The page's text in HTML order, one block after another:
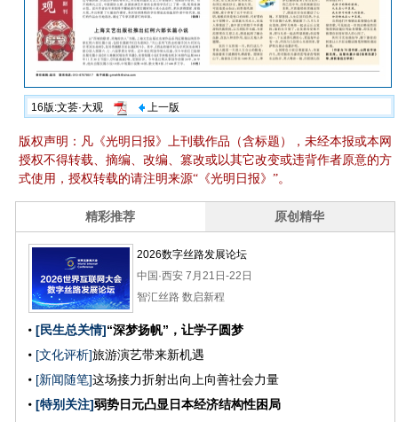
16版:文荟·大观 上一版
版权声明：凡《光明日报》上刊载作品（含标题），未经本报或本网
授权不得转载、摘编、改编、篡改或以其它改变或违背作者原意的方
式使用，授权转载的请注明来源“《光明日报》”。